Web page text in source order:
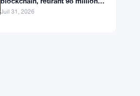
Spark investit 150 millions de